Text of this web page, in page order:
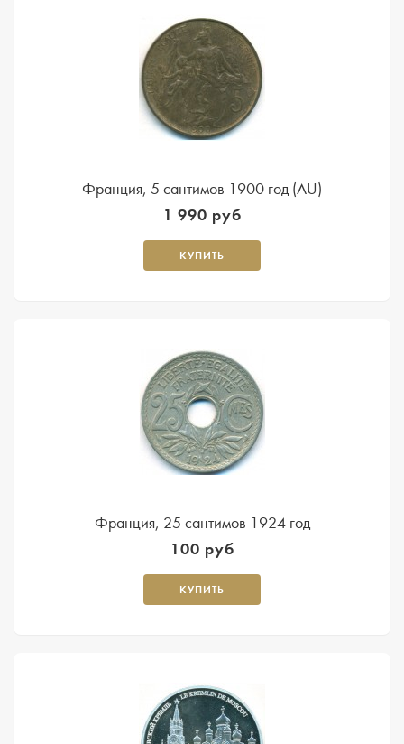
Франция, 5 сантимов 1900 год (AU)
1 990 руб
КУПИТЬ
Франция, 25 сантимов 1924 год
100 руб
КУПИТЬ